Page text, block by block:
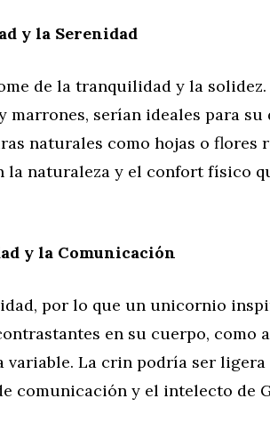
y la Serenidad
de la tranquilidad y la solidez.
serían ideales para su
naturales como hojas o flores
la naturaleza y el confort físico
y la Comunicación
por lo que un unicornio
en su cuerpo, como
variable. La crin podría ser ligera
comunicación y el intelecto de